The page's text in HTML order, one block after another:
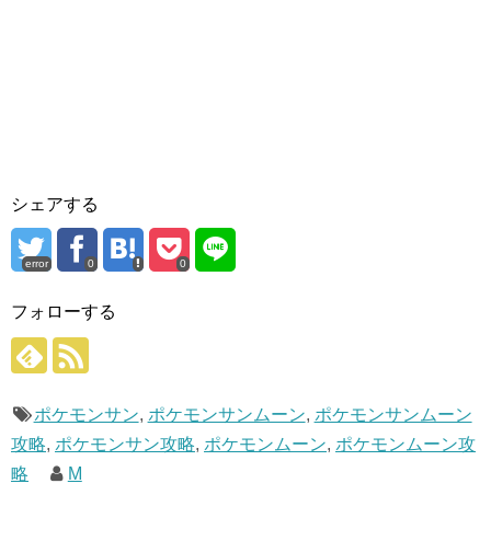
シェアする
error 0 0
フォローする
ポケモンサン, ポケモンサンムーン, ポケモンサンムーン
攻略, ポケモンサン攻略, ポケモンムーン, ポケモンムーン攻
略
M